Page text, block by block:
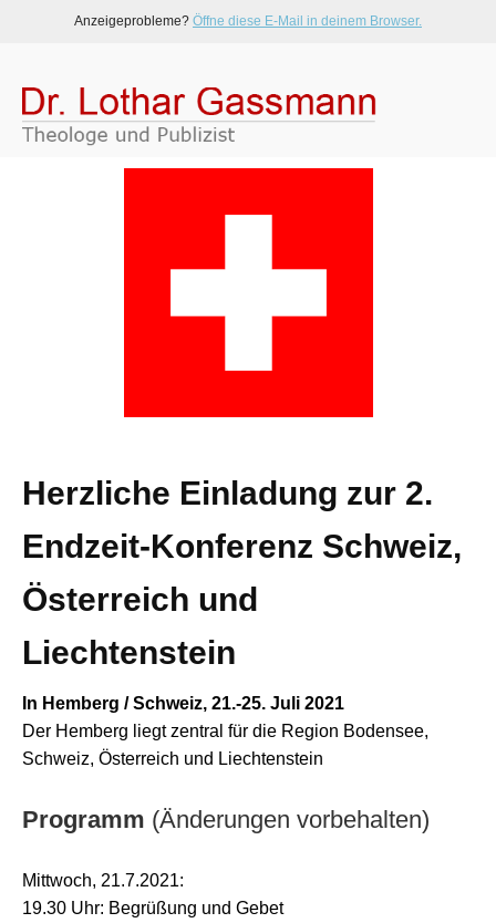
Anzeigeprobleme? Öffne diese E-Mail in deinem Browser.
Herzliche Einladung zur 2.
Endzeit-Konferenz Schweiz,
Österreich und
Liechtenstein
In Hemberg / Schweiz, 21.-25. Juli 2021
Der Hemberg liegt zentral für die Region Bodensee,
Schweiz, Österreich und Liechtenstein
Programm (Änderungen vorbehalten)
Mittwoch, 21.7.2021:
19.30 Uhr: Begrüßung und Gebet